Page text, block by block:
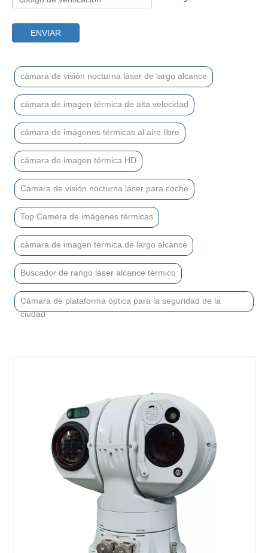
ENVIAR
cámara de visión nocturna láser de largo alcance
cámara de imagen térmica de alta velocidad
cámara de imágenes térmicas al aire libre
cámara de imagen térmica HD
Cámara de visión nocturna láser para coche
Top Camera de imágenes térmicas
cámara de imagen térmica de largo alcance
Buscador de rango láser alcance térmico
Cámara de plataforma óptica para la seguridad de la
ciudad